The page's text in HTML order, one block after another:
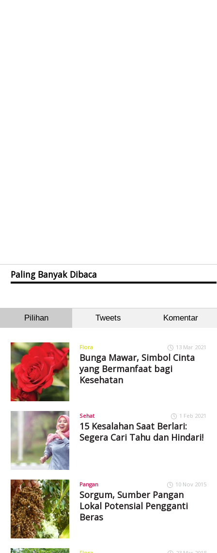
Paling Banyak Dibaca
Pilihan Tweets Komentar
Flora 13 Mar 2021
Bunga Mawar, Simbol Cinta
yang Bermanfaat bagi
Kesehatan
Sehat 1 Feb 2021
15 Kesalahan Saat Berlari:
Segera Cari Tahu dan Hindari!
Pangan 10 Nov 2015
Sorgum, Sumber Pangan
Lokal Potensial Pengganti
Beras